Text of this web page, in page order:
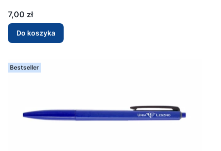
Cena
7,00 zł
Do koszyka
Bestseller